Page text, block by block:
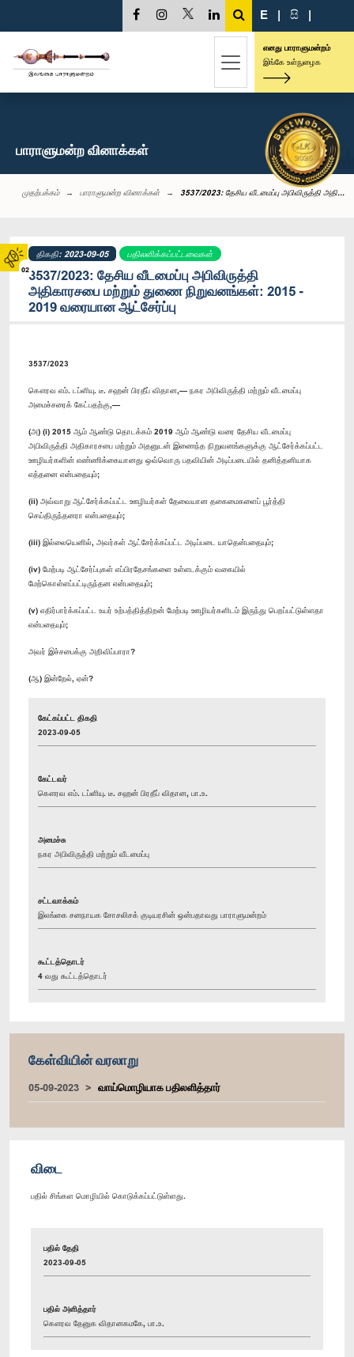
02
E | සි |
எனது பாராளுமன்றம்
இங்கே உள்நுழைக
பாராளுமன்ற வினாக்கள்
முதற்பக்கம் பாராளுமன்ற வினாக்கள் 3537/2023: தேசிய வீடமைப்பு அபிவிருத்தி அதி...
திகதி: 2023-09-05 பதிலளிக்கப்பட்டவைகள்
3537/2023: தேசிய வீடமைப்பு அபிவிருத்தி
அதிகாரசபை மற்றும் துணை நிறுவனங்கள்: 2015 -
2019 வரையான ஆட்சேர்ப்பு
3537/2023
கௌரவ எம். டப்ளியு. டீ. சஹன் பிரதீப் விதான,— நகர அபிவிருத்தி மற்றும் வீடமைப்பு
அமைச்சரைக் கேட்பதற்கு,—
(அ) (i) 2015 ஆம் ஆண்டு தொடக்கம் 2019 ஆம் ஆண்டு வரை தேசிய வீடமைப்பு
அபிவிருத்தி அதிகாரசபை மற்றும் அதனுடன் இணைந்த நிறுவனங்களுக்கு ஆட்சேர்க்கப்பட்ட
ஊழியர்களின் எண்ணிக்கையானது ஒவ்வொரு பதவியின் அடிப்படையில் தனித்தனியாக
எத்தனை என்பதையும்;
(ii) அவ்வாறு ஆட்சேர்க்கப்பட்ட ஊழியர்கள் தேவையான தகைமைகளைப் பூர்த்தி
செய்திருந்தனரா என்பதையும்;
(iii) இல்லையெனில், அவர்கள் ஆட்சேர்க்கப்பட்ட அடிப்படை யாதென்பதையும்;
(iv) மேற்படி ஆட்சேர்ப்புகள் எப்பிரதேசங்களை உள்ளடக்கும் வகையில்
மேற்கொள்ளப்பட்டிருந்தன என்பதையும்;
(v) எதிர்பார்க்கப்பட்ட உயர் உற்பத்தித்திறன் மேற்படி ஊழியர்களிடம் இருந்து பெறப்பட்டுள்ளதா
என்பதையும்;
அவர் இச்சபைக்கு அறிவிப்பாரா?
(ஆ) இன்றேல், ஏன்?
கேட்கப்பட்ட திகதி
2023-09-05
கேட்டவர்
கௌரவ எம். டப்ளியு. டீ. சஹன் பிரதீப் விதான, பா.உ.
அமைச்சு
நகர அபிவிருத்தி மற்றும் வீடமைப்பு
சட்டவாக்கம்
இலங்கை சனநாயக சோசலிசக் குடியரசின் ஒன்பதாவது பாராளுமன்றம்
கூட்டத்தொடர்
4 வது கூட்டத்தொடர்
கேள்வியின் வரலாறு
05-09-2023 வாய்மொழியாக பதிலளித்தார்
விடை
பதில் சிங்கள மொழியில் கொடுக்கப்பட்டுள்ளது.
பதில் தேதி
2023-09-05
பதில் அளித்தார்
கௌரவ தேனுக விதானகமகே, பா.உ.